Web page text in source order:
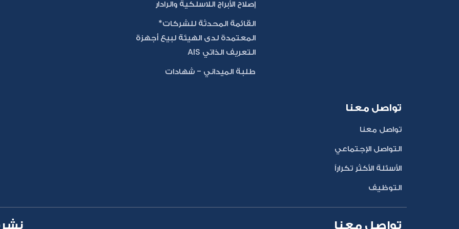
إصلاح الأبراج اللاسلكية والرادار
القائمة المحدثة للشركات*
المعتمدة لدى الهيئة لبيع أجهزة
التعريف الذاتي AIS
طلبة الميداني - شهادات
تواصل معنا
تواصل معنا
التواصل الإجتماعي
الأسئلة الأكثر تكراراً
التوظيف
تواصل معنا